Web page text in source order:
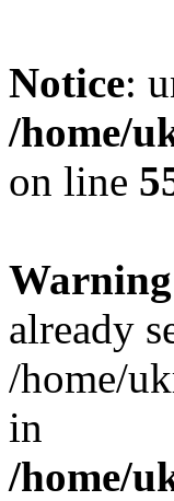
Notice:
/home/
on line
Warning
already
/home/
in
/home/